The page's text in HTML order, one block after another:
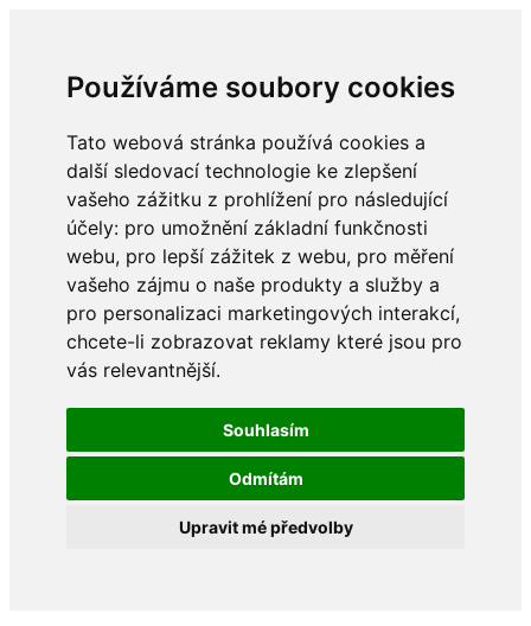
Používáme soubory cookies
Tato webová stránka používá cookies a
další sledovací technologie ke zlepšení
vašeho zážitku z prohlížení pro následující
účely: pro umožnění základní funkčnosti
webu, pro lepší zážitek z webu, pro měření
vašeho zájmu o naše produkty a služby a
pro personalizaci marketingových interakcí,
chcete-li zobrazovat reklamy které jsou pro
vás relevantnější.
Souhlasím
Odmítám
Upravit mé předvolby